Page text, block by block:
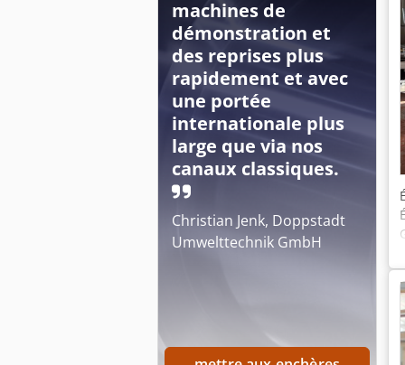
machines de
démonstration et
des reprises plus
rapidement et avec
une portée
internationale plus
large que via nos
canaux classiques.
Christian Jenk, Doppstadt
Umwelttechnik GmbH